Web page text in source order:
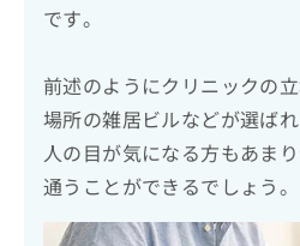
です。
前述のようにクリニックの
場所の雑居ビルなどが選ばれ
人の目が気になる方もあま
通うことができるでしょう。